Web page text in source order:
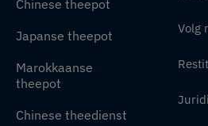
Chinese theepot
Japanse theepot
Marokkaanse
theepot
Chinese theedienst
Volg